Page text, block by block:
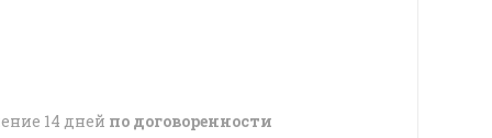
14 дней по договоренности